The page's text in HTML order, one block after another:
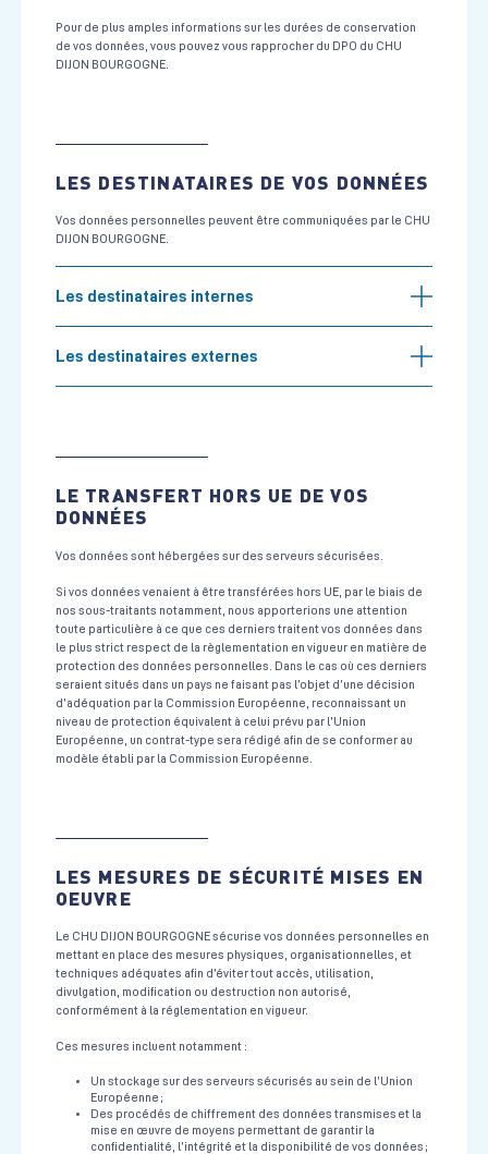
Pour de plus amples informations sur les durées de conservation
de vos données, vous pouvez vous rapprocher du DPO du CHU
DIJON BOURGOGNE.
LES DESTINATAIRES DE VOS DONNÉES
Vos données personnelles peuvent être communiquées par le CHU
DIJON BOURGOGNE.
Les destinataires internes
Les destinataires externes
LE TRANSFERT HORS UE DE VOS
DONNÉES
Vos données sont hébergées sur des serveurs sécurisées.
Si vos données venaient à être transférées hors UE, par le biais de
nos sous-traitants notamment, nous apporterions une attention
toute particulière à ce que ces derniers traitent vos données dans
le plus strict respect de la règlementation en vigueur en matière de
protection des données personnelles. Dans le cas où ces derniers
seraient situés dans un pays ne faisant pas l’objet d’une décision
d’adéquation par la Commission Européenne, reconnaissant un
niveau de protection équivalent à celui prévu par l’Union
Européenne, un contrat-type sera rédigé afin de se conformer au
modèle établi par la Commission Européenne.
LES MESURES DE SÉCURITÉ MISES EN
OEUVRE
Le CHU DIJON BOURGOGNE sécurise vos données personnelles en
mettant en place des mesures physiques, organisationnelles, et
techniques adéquates afin d’éviter tout accès, utilisation,
divulgation, modification ou destruction non autorisé,
conformément à la réglementation en vigueur.
Ces mesures incluent notamment :
Un stockage sur des serveurs sécurisés au sein de l’Union
Européenne ;
Des procédés de chiffrement des données transmises et la
mise en œuvre de moyens permettant de garantir la
confidentialité, l’intégrité et la disponibilité de vos données ;